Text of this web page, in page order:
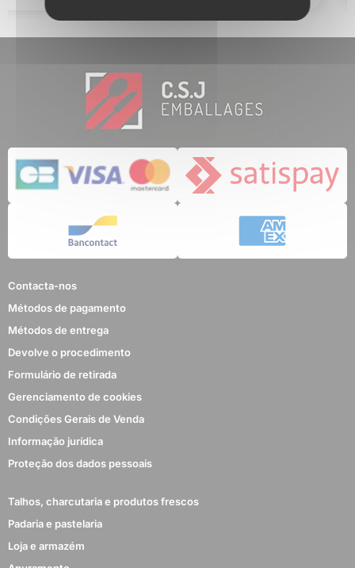
Contacta-nos
Métodos de pagamento
Métodos de entrega
Devolve o procedimento
Formulário de retirada
Gerenciamento de cookies
Condições Gerais de Venda
Informação jurídica
Proteção dos dados pessoais
Talhos, charcutaria e produtos frescos
Padaria e pastelaria
Loja e armazém